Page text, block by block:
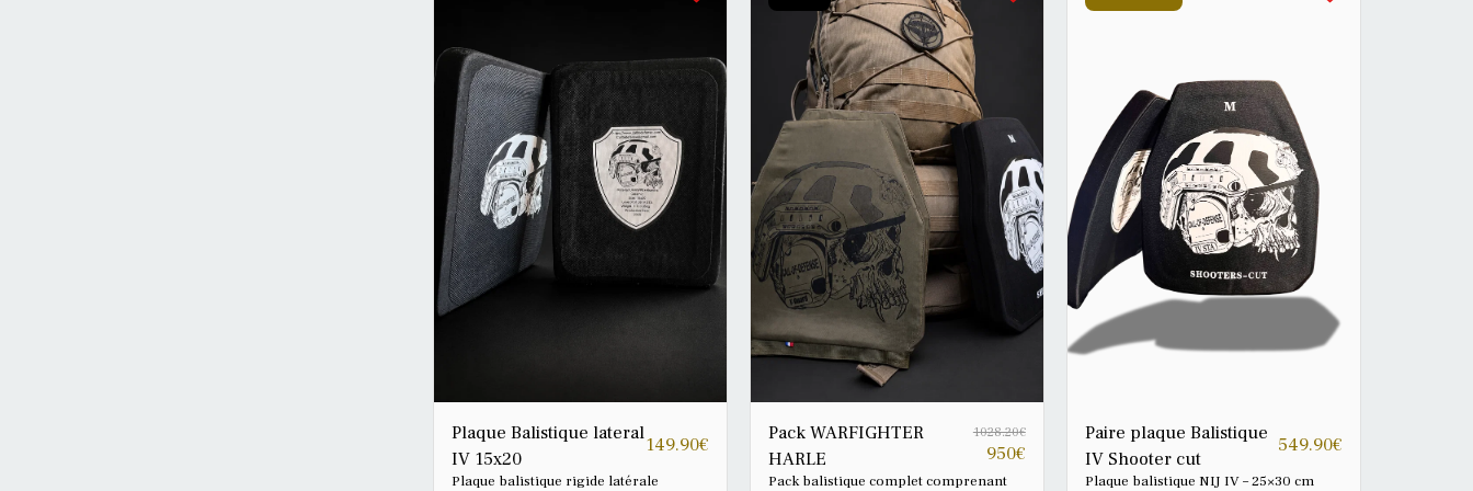
plaque, avec une tolérance de ± 50 g.
Disponible à l’unité ou par paire. Bien
que la plaque fonctionne sans
protection souple ICW obligatoire,
l’utilisation d’un insert anti-trauma T-
GUARD 15 × 15 cm, ou d’une protection
équivalente, reste fortement
recommandée afin de réduire les effets
du traumatisme arrière et d’améliorer
la sécurité du porteur.
permet de conserver un poids contenu
d’environ 1,55 kg par plaque. Grâce à la
faible densité de l’UHMWPE, la plaque
dispose également d’une flottabilité
positive : elle flotte lorsqu’elle est
immergée. Disponible à l’unité ou par
paire. Bien que la plaque fonctionne
sans protection souple ICW
obligatoire, l’utilisation d’une plaque
anti-trauma T-GUARD, ou d’une
protection anti-trauma équivalente,
reste fortement recommandée afin
d’améliorer la sécurité du porteur et de
réduire les effets du traumatisme
arrière.
lors d’un port prolongé. Format 25 × 30
fonctionner sans protection souple
ICW obligatoire, l’utilisation d’une
plaque anti-trauma T-GUARD, ou d’une
protection équivalente, reste fortement
recommandée afin d’améliorer la
sécurité du porteur et de réduire les
effets du traumatisme arrière.
Plaque Balistique lateral
IV 15x20
149.90€
Plaque balistique rigide latérale
Pack WARFIGHTER
HARLE
1028.20€
950€
Pack balistique complet comprenant
Paire plaque Balistique
IV Shooter cut
549.90€
Plaque balistique NIJ IV – 25×30 cm